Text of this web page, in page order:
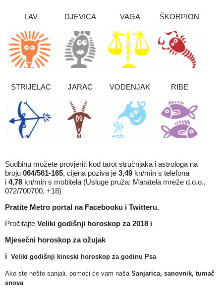
LAV DJEVICA VAGA ŠKORPION
STRIJELAC JARAC VODENJAK RIBE
Sudbinu možete provjeriti kod tarot stručnjaka i astrologa na
broju 064/561-165, cijena poziva je 3,49 kn/min s telefona
i 4,78 kn/min s mobitela (Usluge pruža: Maratela mreže d.o.o.,
072/700700, +18)
Pratite Metro portal na Facebooku i Twitteru.
Pročitajte Veliki godišnji horoskop za 2018 i
Mjesečni horoskop za ožujak
i Veliki godišnji kineski horoskop za godinu Psa
Ako ste nešto sanjali, pomoći će vam naša Sanjarica, sanovnik, tumač
snova